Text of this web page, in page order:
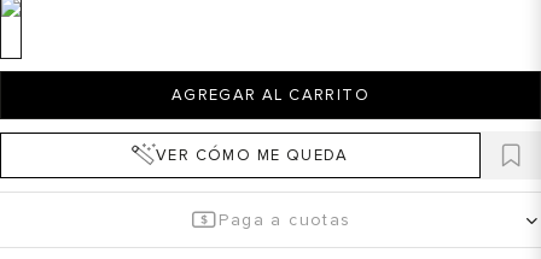
AGREGAR AL CARRITO
VER CÓMO ME QUEDA
Paga a cuotas